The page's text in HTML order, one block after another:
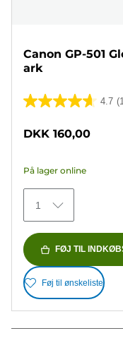
Canon GP-501
ark
4.7
4.7
af
stjerner.
152
anmeldelser
DKK 160,00
På lager online
1
FØJ TIL
Føj til ønskeliste